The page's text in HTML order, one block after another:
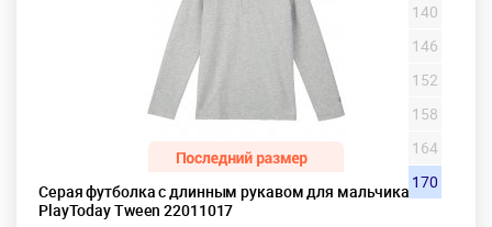
Серая футболка с длинным рукавом для мальчика
PlayToday Tween 22011017
140
146
152
158
164
170